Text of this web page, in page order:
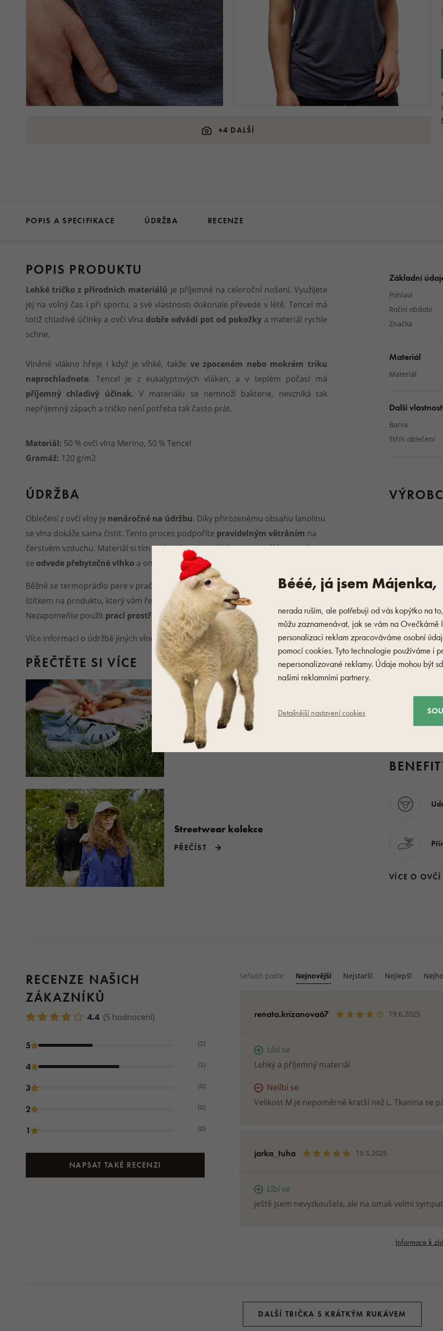
+4 DALŠÍ
POPIS A SPECIFIKACE ÚDRŽBA RECENZE
POPIS PRODUKTU
Lehké tričko z přírodních materiálů je příjemné na celoroční nošení. Využijete
jej na volný čas i při sportu, a své vlastnosti dokonale převede v létě. Tencel má
totiž chladivé účinky a ovčí vlna dobře odvádí pot od pokožky a materiál rychle
schne.
Vlněné vlákno hřeje i když je vlhké, takže ve zpoceném nebo mokrém triku
neprochladnete. Tencel je z eukalyptových vláken, a v teplém počasí má
příjemný chladivý účinek. V materiálu se nemnoží bakterie, nevzniká tak
nepříjemný zápach a tričko není potřeba tak často prát.
Materiál: 50 % ovčí vlna Merino, 50 % Tencel
Gramáž: 120 g/m2
ÚDRŽBA
Oblečení z ovčí vlny je nenáročné na údržbu. Díky přirozenému obsahu lanolinu
se vlna dokáže sama čistit. Tento proces podpoříte pravidelným větráním na
čerstvém vzduchu. Materiál si tím zachová svou nadýchanost a měkkost, z vlny
se odvede přebytečné vlhko a omezí se množení bakterií.
Běžně se termoprádlo pere v pračce na jemný program do 30 °C. Vždy se řiďte
štítkem na produktu, který vám řekne zda oblečení můžete dát do pračky.
Nezapomeňte použít prací prostředek vhodný na přírodní vlákna.
Více informací o údržbě jiných vlněných produktů si můžete přečíst zde.
PŘEČTĚTE SI VÍCE
Letní novinky na Ovečkárně
22723x přečteno
PŘEČÍST
Streetwear kolekce
PŘEČÍST
Základní
Pohlaví
Roční období
Značka
Materiál
Materiál
Další
Barva
Střih oblečení
VÍCE O OVČÍ
RECENZE NAŠICH
ZÁKAZNÍKŮ
4.4 (5 hodnocení)
5 (2)
4 (3)
3 (0)
2 (0)
1 (0)
NAPSAT TAKÉ RECENZI
Seřadit podle Nejnovější Nejstarší Nejlepší
renata.krizanova67 19.6.2025
Líbí se
Lehký a příjemný materiál
Nelíbí se
Velikost M je nepoměrně kratší než L. Tkanina se
jarka_tuha 19.5.2025
Líbí se
ještě jsem nevyzkoušela, ale na omak velmi
Informace k
DALŠÍ TRIČKA S KRÁTKÝM RUKÁVEM
Bééé, já jsem Májenka,
nerada ruším, ale potřebuji od vás kopýtko na
můžu zaznamenávat, jak se vám na Ovečkárně
personalizaci reklam zpracováváme osobní
pomocí cookies. Tyto technologie používáme i
nepersonalizované reklamy. Údaje mohou být
našimi reklamními partnery.
Detailnější nastavení cookies